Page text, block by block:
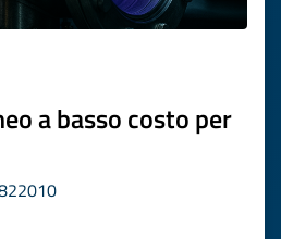
a basso costo per